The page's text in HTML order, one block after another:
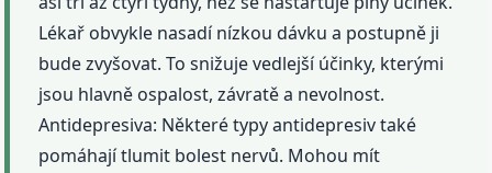
Lékař obvykle nasadí nízkou dávku a postupně ji
bude zvyšovat. To snižuje vedlejší účinky, kterými
jsou hlavně ospalost, závratě a nevolnost.
Antidepresiva: Některé typy antidepresiv také
pomáhají tlumit bolest nervů. Mohou mít